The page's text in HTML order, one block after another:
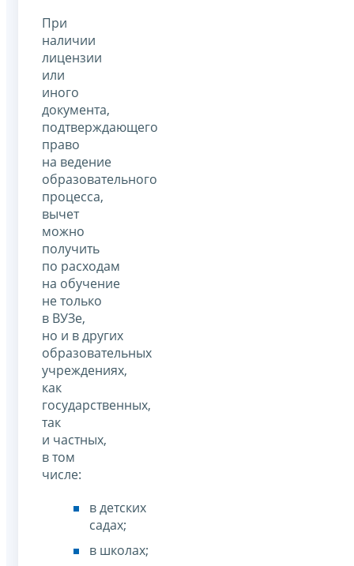
При
наличии
лицензии
или
иного
документа,
подтверждающего
право
на ведение
образовательного
процесса,
вычет
можно
получить
по расходам
на обучение
не только
в ВУЗе,
но и в других
образовательных
учреждениях,
как
государственных,
так
и частных,
в том
числе:
в детских
садах;
в школах;